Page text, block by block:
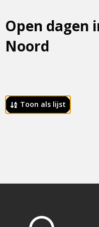
externe
Open dagen
Noord
Toon als lijst